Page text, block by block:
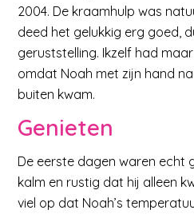
2004. De kraamhulp was
deed het gelukkig erg goed,
geruststelling. Ikzelf had
omdat Noah met zijn hand
buiten kwam.
Genieten
De eerste dagen waren echt
kalm en rustig dat hij alleen
viel op dat Noah’s